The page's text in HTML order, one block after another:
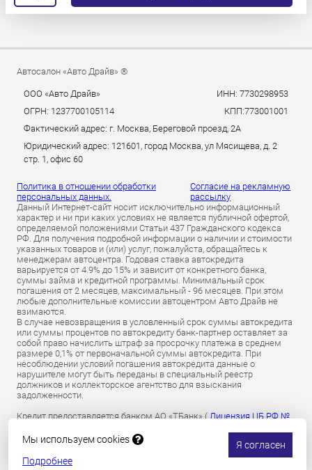
Автосалон «Авто Драйв» ®
ООО «Авто Драйв»
ИНН: 7730298953
ОГРН: 1237700105114
КПП:773001001
Фактический адрес: г. Москва, Береговой проезд, 2А
Юридический адрес: 121601, город Москва, ул Мясищева, д. 2
стр. 1, офис 60
Политика в отношении обработки
персональных данных.
Согласие на рекламную
рассылку
Данный Интернет-сайт носит исключительно информационный
характер и ни при каких условиях не является публичной офертой,
определяемой положениями Статьи 437 Гражданского кодекса
РФ. Для получения подробной информации о наличии и стоимости
указанных товаров и (или) услуг, пожалуйста, обращайтесь к
менеджерам автоцентра. Годовая ставка автокредита
варьируется от 4.9% до 15% и зависит от конкретного банка,
суммы займа и кредитной программы. Минимальный срок
погашения от 2 месяцев, максимальный - 96 месяцев. При этом
любые дополнительные комиссии автоцентром Авто Драйв не
взимаются.
В случае невозвращения в условленный срок суммы автокредита
или суммы процентов по автокредиту банк-партнер оставляет за
собой право начислить штраф за просрочку платежа в среднем
размере 0,1% от первоначальной суммы автокредита. При
несоблюдении условий погашения автокредита данные о
нарушителе могут быть переданы в специальный реестр
должников и коллекторское агентство для взыскания
задолженности.
Кредит предоставляется банком АО «ТБанк» (Лицензия ЦБ РФ №
Обязательное страхование гражданской ответственности
владельцев транспортных средств осуществляется АО «Т-
Страхование»
по лицензии ОС № 0191-03 от 01.07.2024 г.
Мы используем cookies
Подробнее
Я согласен